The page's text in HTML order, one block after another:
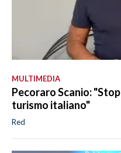
MULTIMEDIA
Pecoraro Scanio:
turismo italiano"
Red